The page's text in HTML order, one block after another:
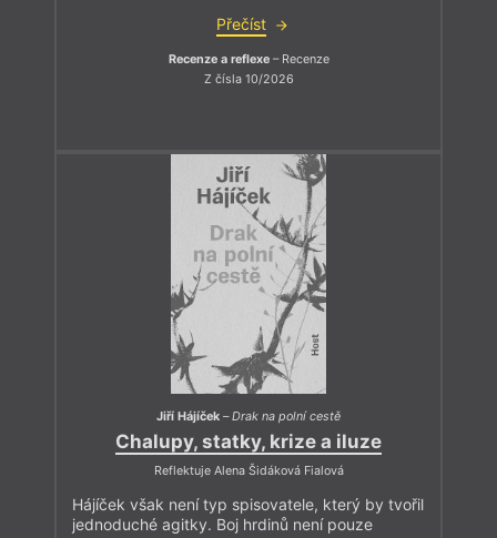
Přečíst
Recenze a reflexe– Recenze
Z čísla 10/2026
Jiří Hájíček –Drak na polní cestě
Chalupy, statky, krize a iluze
Reflektuje Alena Šidáková Fialová
Hájíček však není typ spisovatele, který by tvořil
jednoduché agitky. Boj hrdinů není pouze